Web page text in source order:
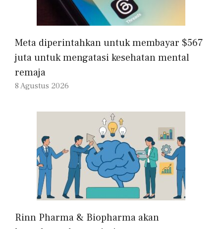
Meta diperintahkan untuk membayar $567
juta untuk mengatasi kesehatan mental
remaja
8 Agustus 2026
Rinn Pharma & Biopharma akan